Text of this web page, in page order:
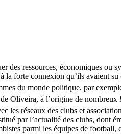
des ressources, économiques ou
la forte connexion qu’ils avaient
du monde politique, par
Oliveira, à l’origine de nombreux
les réseaux des clubs et
par l’actualité des clubs, dont
parmi les équipes de football,